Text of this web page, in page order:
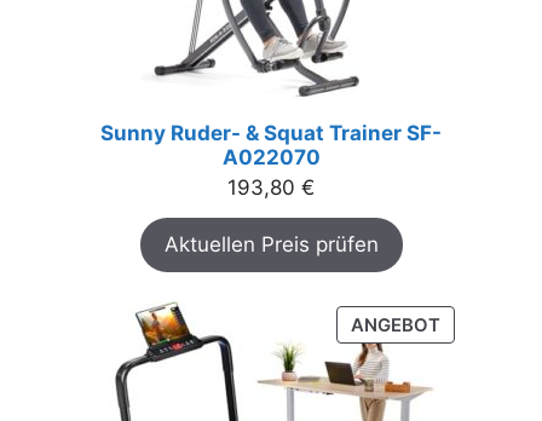
Sunny Ruder- & Squat Trainer SF-
A022070
193,80 €
Aktuellen Preis prüfen
ANGEBOTPRODUKT
IM